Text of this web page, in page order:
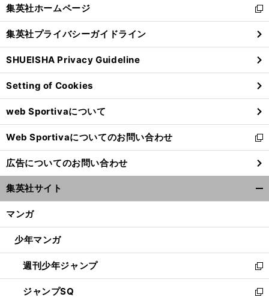
閉
る
集英社ホームページ
新
し
い
ウ
ィ
ン
ド
ウ
で
開
く
集英社プライバシーガイドライン
SHUEISHA Privacy Guideline
Setting of Cookies
web Sportivaについて
Web Sportivaについてのお問い合わせ
新
し
い
ウ
ィ
ン
ウ
開
く
広告についてのお問い合わせ
集英社サイト
マンガ
少年マンガ
週刊少年ジャンプ
新
し
い
ジャンプSQ
新